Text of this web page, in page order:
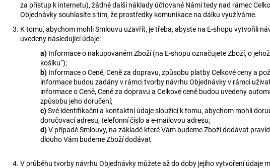
za přístup k internetu), žádné další náklady účtované Námi tedy nad rámec
Objednávky souhlasíte s tím, že prostředky komunikace na dálku využíváme.
K tomu, abychom mohli Smlouvu uzavřít, je třeba, abyste na E-shopu vytvořili
uvedeny následující údaje:
a) Informace o nakupovaném Zboží (na E-shopu označujete Zboží, o
košíku“);
b) Informace o Ceně, Ceně za dopravu, způsobu platby Celkové ceny a
informace budou zadány v rámci tvorby návrhu Objednávky v rámci
informace o Ceně, Ceně za dopravu a Celkové ceně budou uvedeny
způsobu jeho doručení;
c)Své identifikační a kontaktní údaje sloužící k tomu, abychom mohli
doručovací adresu, telefonní číslo a e-mailovou adresu;
d)V případě Smlouvy, na základě které Vám budeme Zboží dodávat
dlouho Vám budeme Zboží dodávat
V průběhu tvorby návrhu Objednávky můžete až do doby jejího vytvoření údaje